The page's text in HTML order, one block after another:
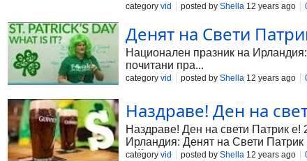
category vid posted by Shella 12 years ago
Денят на Свети
Национален празник на
почитани пра...
category vid posted by Shella 12 years ago
Наздраве! Ден на
Наздраве! Ден на свети Патрик
Ирландия: Денят на Свети Патрик
тъй като колоритните ирландци -
category vid posted by Shella 12 years ago